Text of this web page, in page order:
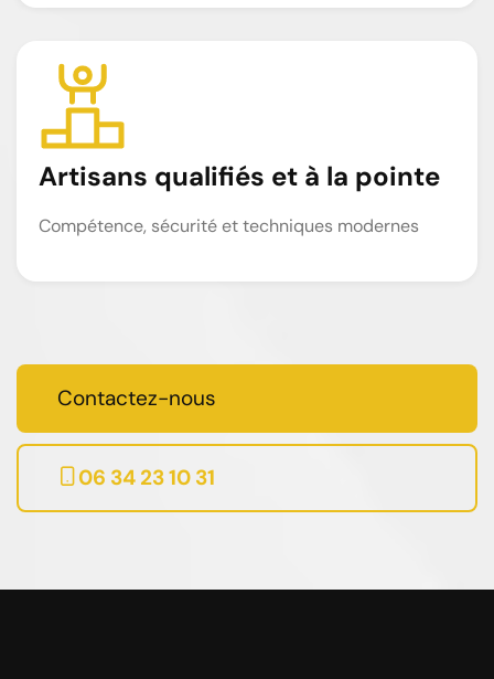
Artisans qualifiés et à la pointe
Compétence, sécurité et techniques modernes
Contactez-nous
06 34 23 10 31